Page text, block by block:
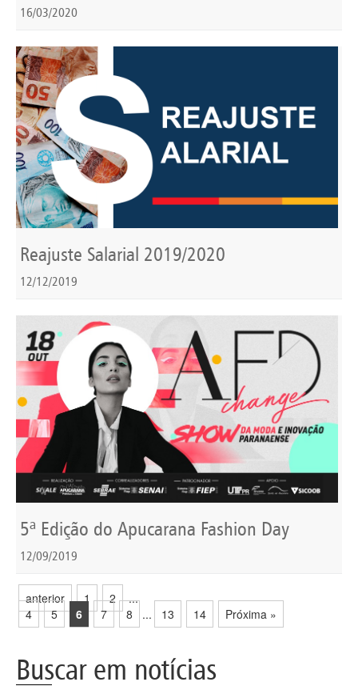
16/03/2020
Reajuste Salarial 2019/2020
12/12/2019
5ª Edição do Apucarana Fashion Day
12/09/2019
anterior 1 2
...
4
5 6 7 8 ... 13 14 Próxima »
Buscar em notícias